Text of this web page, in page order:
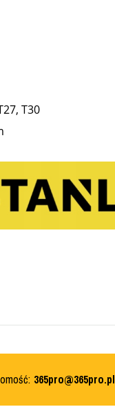
T30
365pro@365pro.pl